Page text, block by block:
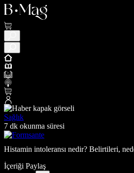
Sağlık
7 dk okunma süresi
Histamin intoleransı nedir? Belirtileri,
İçeriği Paylaş